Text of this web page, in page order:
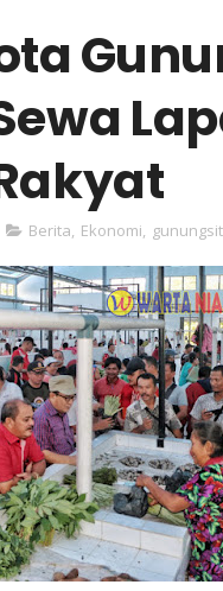
Berita Ekonomi